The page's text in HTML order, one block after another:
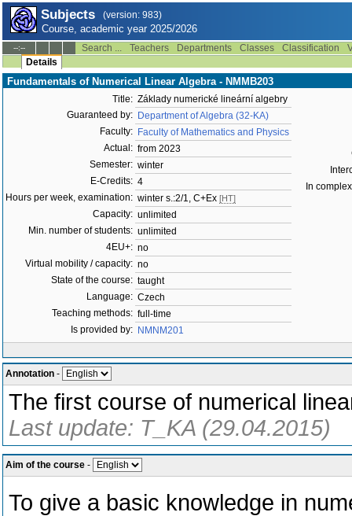
Subjects (version: 983)
Course, academic year 2025/2026
--:-- Search ... Teachers Departments Classes Classification
Details
Fundamentals of Numerical Linear Algebra - NMMB203
Title: Základy numerické lineární algebry
Guaranteed by: Department of Algebra (32-KA)
Faculty: Faculty of Mathematics and Physics
Actual: from 2023
Semester: winter
E-Credits: 4
Hours per week, examination: winter s.:2/1, C+Ex [HT]
Capacity: unlimited
Min. number of students: unlimited
4EU+: no
Virtual mobility / capacity: no
State of the course: taught
Language: Czech
Teaching methods: full-time
Is provided by: NMNM201
In
Annotation -
The first course of numerical
Last update: T_KA (29.04.2015)
Aim of the course -
To give a basic knowledge in